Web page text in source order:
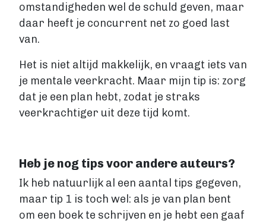
omstandigheden wel de schuld geven, maar
daar heeft je concurrent net zo goed last
van.
Het is niet altijd makkelijk, en vraagt iets van
je mentale veerkracht. Maar mijn tip is: zorg
dat je een plan hebt, zodat je straks
veerkrachtiger uit deze tijd komt.
Heb je nog tips voor andere auteurs?
Ik heb natuurlijk al een aantal tips gegeven,
maar tip 1 is toch wel: als je van plan bent
om een boek te schrijven en je hebt een gaaf